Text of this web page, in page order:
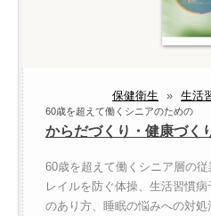
保健衛生 » 生活
60歳を超えて働くシニアのための
からだづくり・健康づく
60歳を超えて働くシニア層の
レイルを防ぐ体操、生活習慣
のあり方、睡眠の悩みへの対処